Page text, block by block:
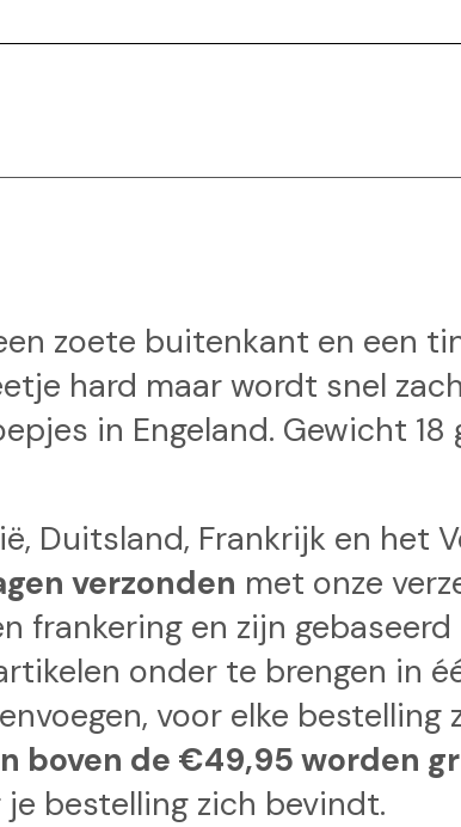
zoete buitenkant en een
hard maar wordt snel
in Engeland. Gewicht 18
Duitsland, Frankrijk en het
verzonden met onze
frankering en zijn
onder te brengen in
voor elke bestelling
boven de €49,95 worden
bestelling zich bevindt.